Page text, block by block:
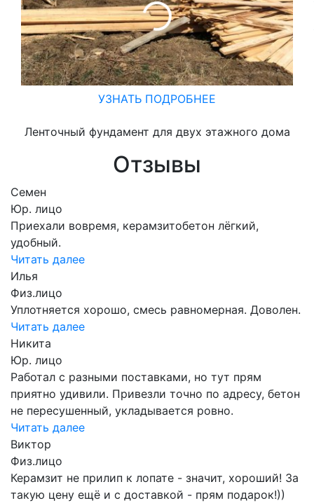
УЗНАТЬ ПОДРОБНЕЕ
Ленточный фундамент для двух этажного дома
Отзывы
Семен
Юр. лицо
Приехали вовремя, керамзитобетон лёгкий,
удобный.
Читать далее
Илья
Физ.лицо
Уплотняется хорошо, смесь равномерная. Доволен.
Читать далее
Никита
Юр. лицо
Работал с разными поставками, но тут прям
приятно удивили. Привезли точно по адресу, бетон
не пересушенный, укладывается ровно.
Читать далее
Виктор
Физ.лицо
Керамзит не прилип к лопате - значит, хороший! За
такую цену ещё и с доставкой - прям подарок!))